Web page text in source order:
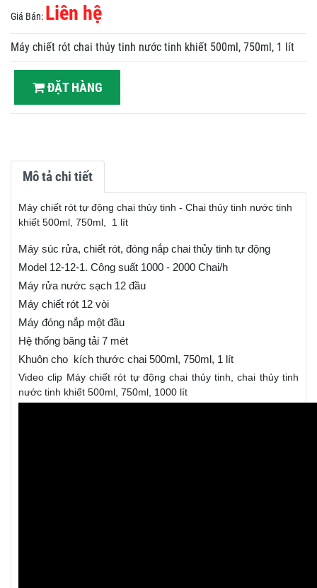
Giá Bán: Liên hệ
Máy chiết rót chai thủy tinh nước tinh khiết 500ml, 750ml, 1 lít
ĐẶT HÀNG
Mô tả chi tiết
Máy chiết rót tự động chai thủy tinh - Chai thủy tinh nước tinh
khiết 500ml, 750ml, 1 lít
Máy súc rửa, chiết rót, đóng nắp chai thủy tinh tự động
Model 12-12-1. Công suất 1000 - 2000 Chai/h
Máy rửa nước sạch 12 đầu
Máy chiết rót 12 vòi
Máy đóng nắp một đầu
Hệ thống băng tải 7 mét
Khuôn cho kích thước chai 500ml, 750ml, 1 lít
Video clip Máy chiết rót tự động chai thủy tinh, chai thủy tinh
nước tinh khiết 500ml, 750ml, 1000 lít